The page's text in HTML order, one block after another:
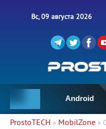
Вс, 09 августа 2026
Android
ProstoTECH » MobilZone »